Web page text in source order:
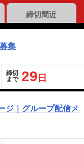
締切間近
集
締切
まで 29 日
ジ｜グループ配信メ